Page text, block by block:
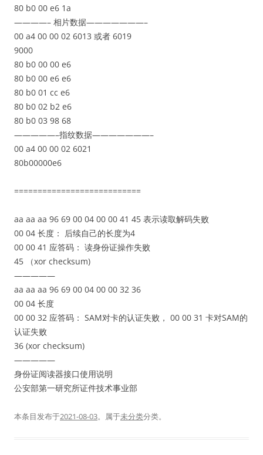
80 b0 00 e6 1a
————– 相片数据———————–
00 a4 00 00 02 6013 或者 6019
9000
80 b0 00 00 e6
80 b0 00 e6 e6
80 b0 01 cc e6
80 b0 02 b2 e6
80 b0 03 98 68
—————–指纹数据———————–
00 a4 00 00 02 6021
80b00000e6
===========================
aa aa aa 96 69 00 04 00 00 41 45 表示读取解码失败
00 04 长度： 后续自己的长度为4
00 00 41 应答码： 读身份证操作失败
45 （xor checksum)
—————
aa aa aa 96 69 00 04 00 00 32 36
00 04 长度
00 00 32 应答码： SAM对卡的认证失败， 00 00 31 卡对SAM的
认证失败
36 (xor checksum)
—————
身份证阅读器接口使用说明
公安部第一研究所证件技术事业部
本条目发布于2021-08-03。属于未分类分类。